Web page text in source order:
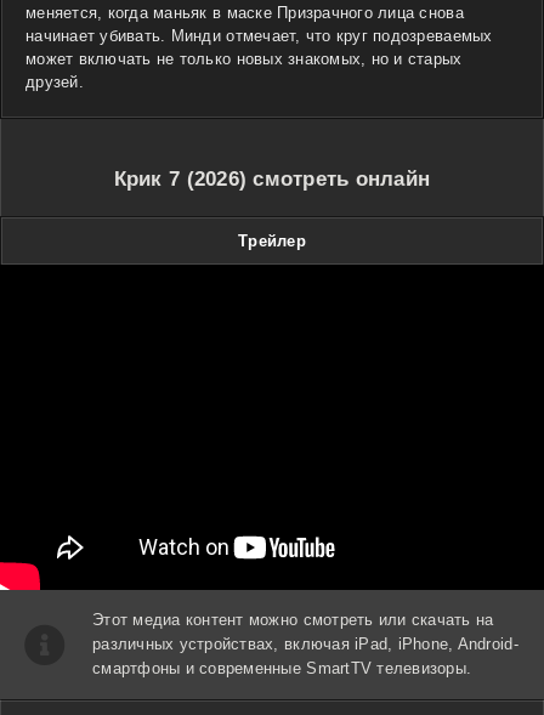
меняется, когда маньяк в маске Призрачного лица снова
начинает убивать. Минди отмечает, что круг подозреваемых
может включать не только новых знакомых, но и старых
друзей.
Крик 7 (2026) смотреть онлайн
Трейлер
Этот медиа контент можно смотреть или скачать на
различных устройствах, включая iPad, iPhone, Android-
смартфоны и современные SmartTV телевизоры.